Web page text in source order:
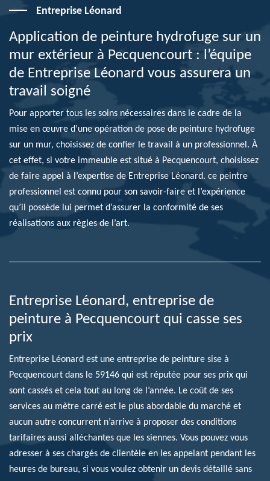
Entreprise Léonard
Application de peinture hydrofuge sur un
mur extérieur à Pecquencourt : l’équipe
de Entreprise Léonard vous assurera un
travail soigné
Pour apporter tous les soins nécessaires dans le cadre de la
mise en œuvre d’une opération de pose de peinture hydrofuge
sur un mur, choisissez de confier le travail à un professionnel. À
cet effet, si votre immeuble est situé à Pecquencourt, choisissez
de faire appel à l’expertise de Entreprise Léonard. ce peintre
professionnel est connu pour son savoir-faire et l’expérience
qu’il possède lui permet d’assurer la conformité de ses
réalisations aux règles de l’art.
Entreprise Léonard, entreprise de
peinture à Pecquencourt qui casse ses
prix
Entreprise Léonard est une entreprise de peinture sise à
Pecquencourt dans le 59146 qui est réputée pour ses prix qui
sont cassés et cela tout au long de l’année. Le coût de ses
services au mètre carré est le plus abordable du marché et
aucun autre concurrent n’arrive à proposer des conditions
tarifaires aussi alléchantes que les siennes. Vous pouvez vous
adresser à ses chargés de clientèle en les appelant pendant les
heures de bureau, si vous voulez obtenir un devis détaillé sans